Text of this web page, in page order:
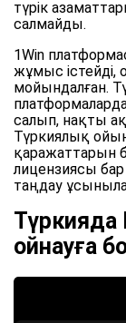
түрік
салмайды.
1Win
жұмыс істейді,
мойындалған.
салып, нақты
Түркиялық
қаражаттарын
лицензиясы
таңдау
Түркияда
ойнауға